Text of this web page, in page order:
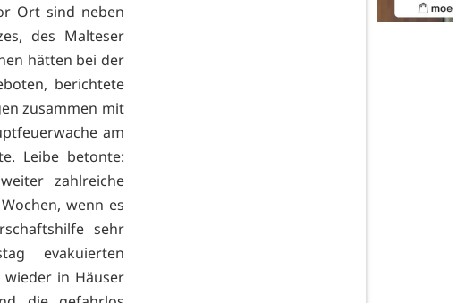
Ort sind neben
des Malteser
hätten bei der
berichtete
zusammen mit
am
Leibe betonte:
zahlreiche
wenn es
sehr
evakuierten
in Häuser